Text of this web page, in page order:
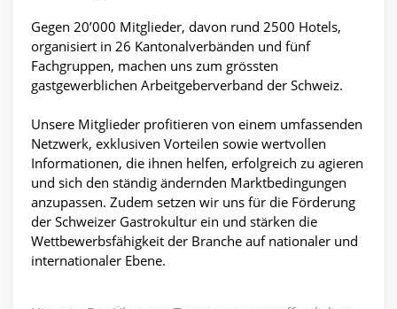
Gegen 20’000 Mitglieder, davon rund 2500 Hotels,
organisiert in 26 Kantonalverbänden und fünf
Fachgruppen, machen uns zum grössten
gastgewerblichen Arbeitgeberverband der Schweiz.
Unsere Mitglieder profitieren von einem umfassenden
Netzwerk, exklusiven Vorteilen sowie wertvollen
Informationen, die ihnen helfen, erfolgreich zu agieren
und sich den ständig ändernden Marktbedingungen
anzupassen. Zudem setzen wir uns für die Förderung
der Schweizer Gastrokultur ein und stärken die
Wettbewerbsfähigkeit der Branche auf nationaler und
internationaler Ebene.